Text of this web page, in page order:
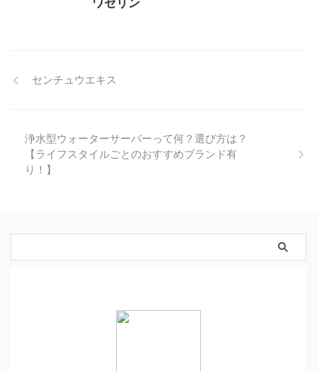
ワセリン
センチュウエキス
浄水型ウォーターサーバーって何？選び方は？
【ライフスタイルごとのおすすめブランド有
り！】